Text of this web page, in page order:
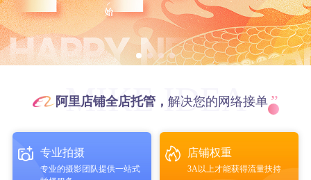
MIKE IDEA
阿里店铺全店托管， 解决您的网络接单 ”
专业拍摄
专业的摄影团队提供一站式
店铺权重
3A以上才能获得流量扶持